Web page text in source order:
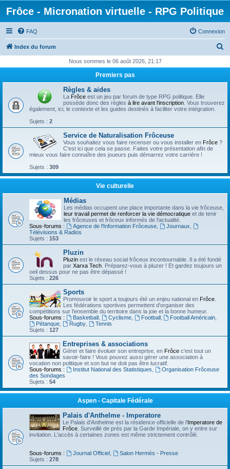
Frôce - Micronation virtuelle - RPG Politique
FAQ Connexion
Index du forum
h
Nous sommes le 06 août 2026, 21:17
Premiers pas
Règles & aides
La Frôce est un jeu par forum de type RPG politique. Elle
possède donc des règles à lire avant l'inscription . Vous trouverez
également, ici, le contexte et les guides destinés à faciliter votre intégration.
Sujets : 2
Service de Naturalisation Frôceuse
Vous souhaitez vous faire recenser ou vous installer en Frôce ?
C'est ici que cela se passe. Faites votre présentation afin de
mieux vous faire connaître des joueurs puis démarrez votre carrière !
Sujets : 309
Vie culturelle
Médias
Les médias occupent une place importante dans la vie frôceuse,
leur travail permet de renforcer la vie démocratique et de tenir
les frôceuses et frôceux informés de l'actualité.
Sous-forums :
Agence de l'Information Frôceuse, Journaux
Télévisions & Radios
Sujets : 153
Pluzin
Pluzin est le réseau social frôceux incontournable. Il a été fondé
par Xarxa Tech . Préparez-vous à pluzer ! Et gardez toujours un
oeil dessus pour ne pas être dépassé !
Sujets : 226
Sports
Promouvoir le sport a toujours été un enjeu national en Frôce
Les fédérations sportives permettent d'organiser des
compétitions sur l'ensemble du territoire dans la joie et la bonne humeur.
Sous-forums :
Basketball, Cyclisme, Football, Football Américain
Pétanque, Rugby,
Tennis
Sujets : 127
Entreprises & associations
Gérer et faire évoluer son entreprise, en Frôce c'est tout un
savoir-faire ! Vous pouvez aussi gérer une association à
vocation non politique et son but ne doit pas être lucratif.
Sous-forums :
Institut National des Statistiques
Organisation Frôceuse
des Sondages
Sujets : 54
Aspen - Capitale Fédérale
Palais d'Anthelme - Imperatore
Le Palais d'Anthelme est la résidence officielle de l'Imperatore de
Frôce . Surveillé de près par la Garde Impériale, on y entre sur
invitation. L'accès à certaines zones est même strictement contrôlé.
Sous-forums : Journal Officiel,
Salon Hermès - Presse
Sujets : 278